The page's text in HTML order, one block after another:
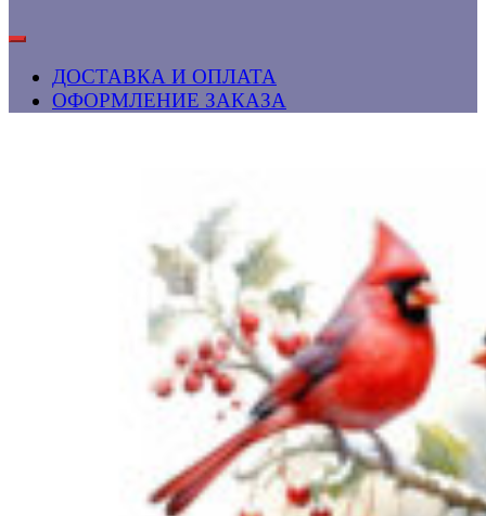
ДОСТАВКА И ОПЛАТА
ОФОРМЛЕНИЕ ЗАКАЗА